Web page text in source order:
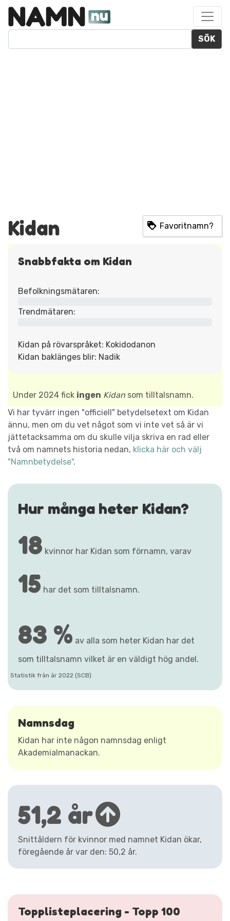
SÖK
Kidan Favoritnamn?
Snabbfakta om Kidan
Befolkningsmätaren:
Trendmätaren:
Kidan på rövarspråket: Kokidodanon
Kidan baklänges blir: Nadik
Under 2024 fick ingen Kidan som tilltalsnamn.
Vi har tyvärr ingen "officiell" betydelsetext om Kidan
ännu, men om du vet något som vi inte vet så är vi
jättetacksamma om du skulle vilja skriva en rad eller
två om namnets historia nedan, klicka här och välj
"Namnbetydelse".
Hur många heter Kidan?
18 kvinnor har Kidan som förnamn, varav
15 har det som tilltalsnamn.
83 % av alla som heter Kidan har det
som tilltalsnamn vilket är en väldigt hög andel.
Statistik från år 2022 (SCB)
Namnsdag
Kidan har inte någon namnsdag enligt
Akademialmanackan.
51,2 år
Snittåldern för kvinnor med namnet Kidan ökar,
föregående år var den: 50,2 år.
Topplisteplacering - Topp 100